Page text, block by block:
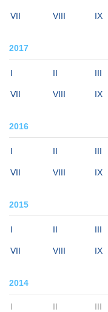
VII VIII IX
2017
I II III
VII VIII IX
2016
I II III
VII VIII IX
2015
I II III
VII VIII IX
2014
I II III